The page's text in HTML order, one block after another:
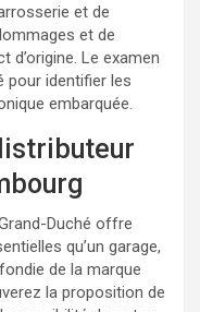
et de
et de
d’origine. Le examen
pour identifier les
embarquée.
Duché offre
qu’un garage,
de la marque
la proposition de